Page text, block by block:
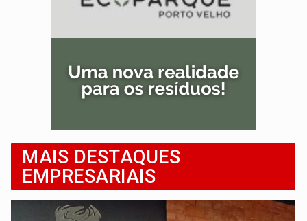
MAIS DESTAQUES
EMPRESARIAIS